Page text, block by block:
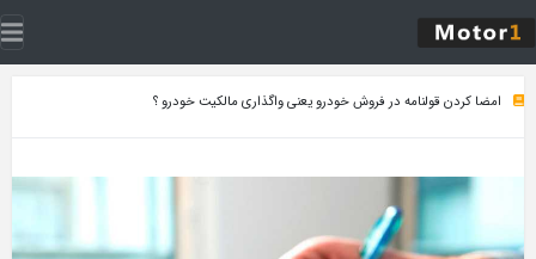
امضا کردن قولنامه در فروش خودرو یعنی واگذاری مالکیت خودرو ؟